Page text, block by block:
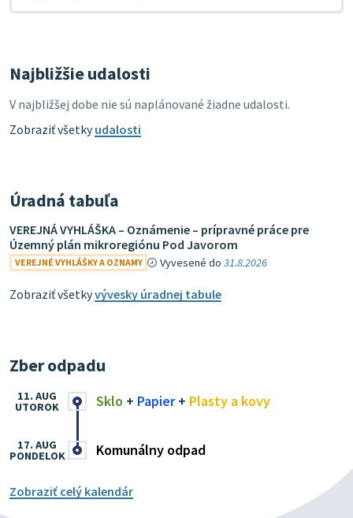
Najbližšie udalosti
V najbližšej dobe nie sú naplánované žiadne udalosti.
Zobraziť všetkyudalosti
Úradná tabuľa
VEREJNÁ VYHLÁŠKA – Oznámenie – prípravné práce pre
Územný plán mikroregiónu Pod Javorom
VEREJNÉ VYHLÁŠKY A OZNAMY Vyvesené do31.8.2026
Zobraziť všetkyvývesky úradnej tabule
Zber odpadu
Sklo + Papier+ Plasty a kovy
11. AUG
UTOROK
Komunálny odpad
17. AUG
PONDELOK
Zobraziť celý kalendár